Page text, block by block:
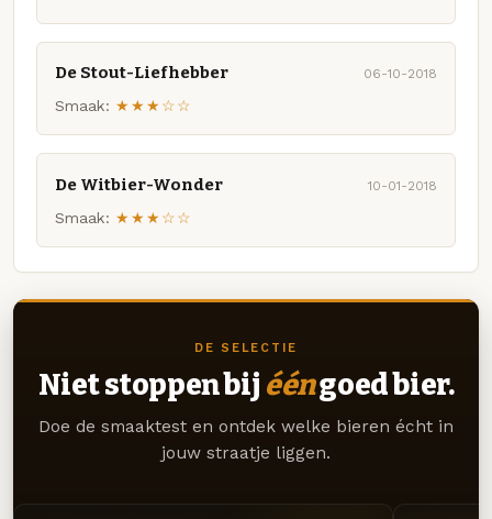
De Stout-Liefhebber 06-10-2018
Smaak: ★★★☆☆
De Witbier-Wonder 10-01-2018
Smaak: ★★★☆☆
DE SELECTIE
Niet stoppen bij ééngoed bier.
Doe de smaaktest en ontdek welke bieren écht in
jouw straatje liggen.